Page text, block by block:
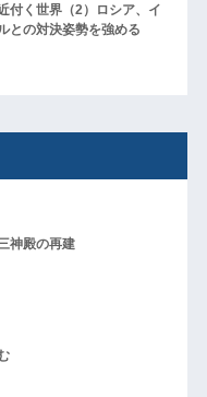
付く世界（2）ロシア、イ
との対決姿勢を強める
神殿の再建